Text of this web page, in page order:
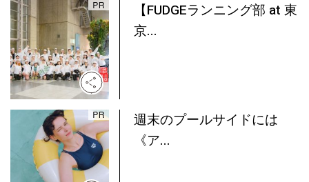
【FUDGEランニング部 at 東
京...
週末のプールサイドには
《ア...